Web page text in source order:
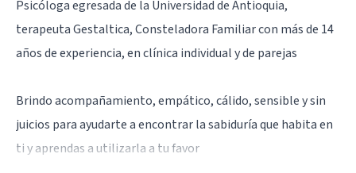
Psicóloga egresada de la Universidad de Antioquia,
terapeuta Gestaltica, Consteladora Familiar con más de 14
años de experiencia, en clínica individual y de parejas
Brindo acompañamiento, empático, cálido, sensible y sin
juicios para ayudarte a encontrar la sabiduría que habita en
ti y aprendas a utilizarla a tu favor